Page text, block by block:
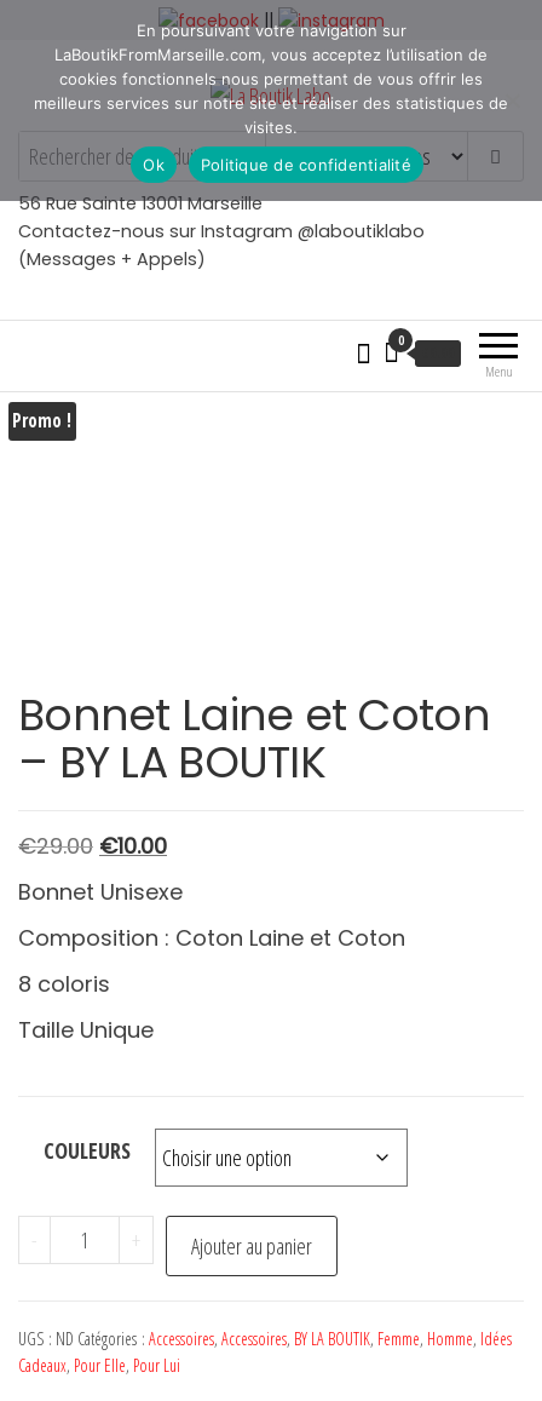
||
La Boutik Labo
La boutique de denicheur
de talents à Marseille en
Provence
56 Rue Sainte 13001 Marseille
Contactez-nous sur Instagram @laboutiklabo
(Messages + Appels)
Menu
0
Promo !
Bonnet Laine et Coton
– BY LA BOUTIK
€29.00 Le
prix
était :
€29.00.
€10.00Le
est :
Bonnet Unisexe
Composition : Coton Laine et Coton
8 coloris
Taille Unique
COULEURS
-
quantité
de
Laine
et
+ Ajouter au panier
UGS : ND Catégories : Accessoires, Accessoires, BY LA BOUTIK, Femme, Homme, Idées
Cadeaux, Pour Elle, Pour Lui
En poursuivant votre navigation sur
LaBoutikFromMarseille.com, vous acceptez l’utilisation de
cookies fonctionnels nous permettant de vous offrir les
meilleurs services sur notre site et réaliser des statistiques de
visites.
Ok
Politique de confidentialité